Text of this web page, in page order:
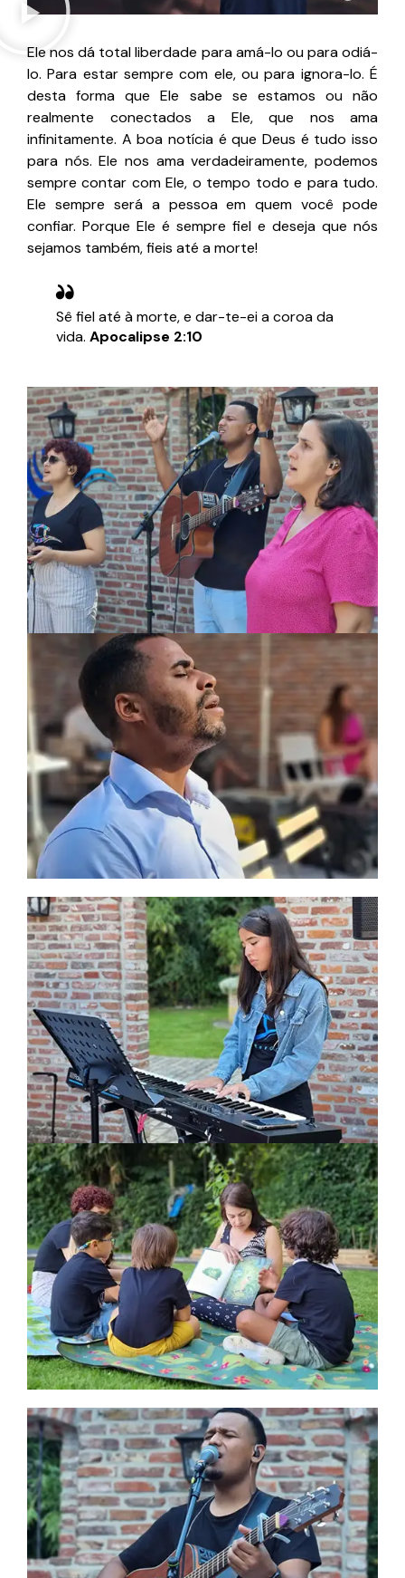
Ele nos dá total liberdade para amá-lo ou para odiá-
lo. Para estar sempre com ele, ou para ignora-lo. É
desta forma que Ele sabe se estamos ou não
realmente conectados a Ele, que nos ama
infinitamente. A boa notícia é que Deus é tudo isso
para nós. Ele nos ama verdadeiramente, podemos
sempre contar com Ele, o tempo todo e para tudo.
Ele sempre será a pessoa em quem você pode
confiar. Porque Ele é sempre fiel e deseja que nós
sejamos também, fieis até a morte!
Sê fiel até à morte, e dar-te-ei a coroa da
vida. Apocalipse 2:10